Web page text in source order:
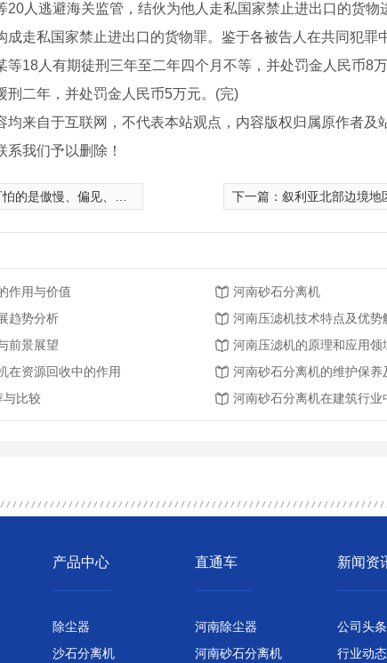
河南龙门洗车机生产厂家 除尘器
人逃避海关监管，结伙为他人走私国家禁止进出口的货物
成走私国家禁止进出口的货物罪。鉴于各被告人在共同犯罪
等18人有期徒刑三年至二年四个月不等，并处罚金人民币8
刑二年，并处罚金人民币5万元。(完)
来自于互联网，不代表本站观点，内容版权归属原作者及
我们予以删除！
是傲慢、偏见、仇视 下一篇： 叙利亚北部边境地区
作用与价值
河南砂石分离机
趋势分析
河南压滤机技术特点及优势
前景展望
河南压滤机的原理和应用领
在资源回收中的作用
河南砂石分离机的维护保
与比较
河南砂石分离机在建筑行
产品中心
除尘器
沙石分离机
直通车
河南除尘器
河南砂石分离机
新闻资
公司头条
行业动态